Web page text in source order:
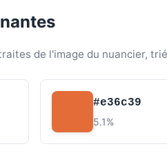
de l'image du nuancier,
#e36c39
5.1%